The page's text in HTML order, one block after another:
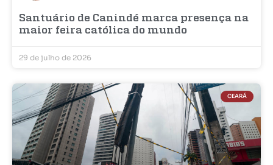
Santuário de Canindé marca presença na
maior feira católica do mundo
29 de julho de 2026
CEARÁ